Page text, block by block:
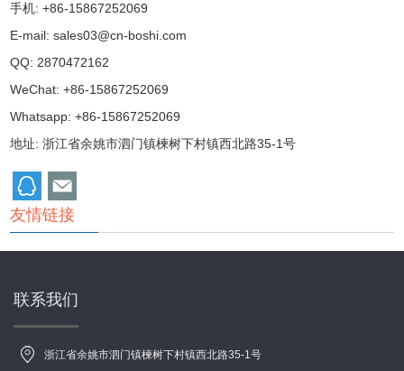
手机: +86-15867252069
E-mail:sales03@cn-boshi.com
QQ:2870472162
WeChat: +86-15867252069
Whatsapp: +86-15867252069
地址: 浙江省余姚市泗门镇楝树下村镇西北路35-1号
友情链接
联系我们
浙江省余姚市泗门镇楝树下村镇西北路35-1号